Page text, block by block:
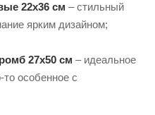
22х36 см – стильный
ярким дизайном;
27х50 см – идеальное
особенное с